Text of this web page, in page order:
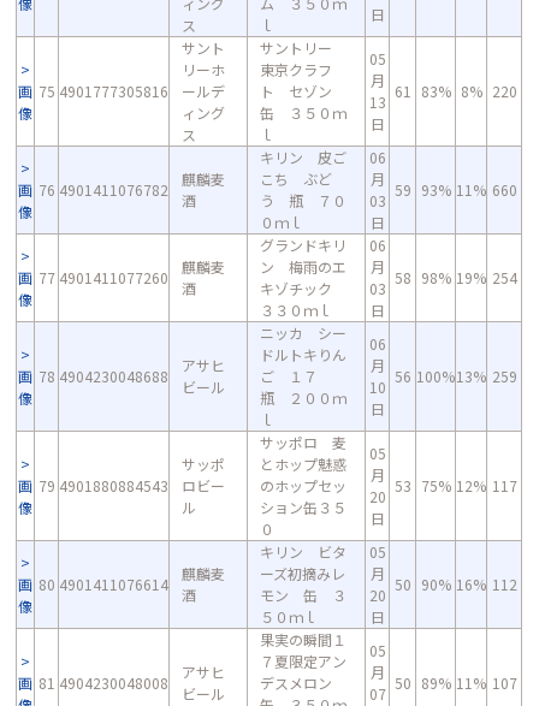
ス
ｌ
日
画
像
75 4901777305816
サント
リーホ
ールデ
ィング
ス
サントリー
東京クラフ
ト セゾン
缶 ３５０ｍ
ｌ
05
月
13
日
61 83% 8% 220
画
像
76 4901411076782
麒麟麦
酒
キリン 皮ご
こち ぶど
う 瓶 ７０
０ｍｌ
06
月
03
日
59 93% 11% 660
画
像
77 4901411077260
麒麟麦
酒
グランドキリ
ン 梅雨のエ
キゾチック
３３０ｍｌ
06
月
03
日
58 98% 19% 254
画
像
78 4904230048688
アサヒ
ビール
ニッカ シー
ドルトキりん
ご １７
瓶 ２００ｍ
ｌ
06
月
10
日
56 100%13% 259
画
像
79 4901880884543
サッポ
ロビー
ル
サッポロ 麦
とホップ魅惑
のホップセッ
ション缶３５
０
05
月
20
日
53 75% 12% 117
画
像
80 4901411076614
麒麟麦
酒
キリン ビタ
ーズ初摘みレ
モン 缶 ３
５０ｍｌ
05
月
20
日
50 90% 16% 112
画 81 4904230048008
アサヒ
ビール
果実の瞬間１
７夏限定アン
デスメロン
05
月
07
50 89% 11% 107